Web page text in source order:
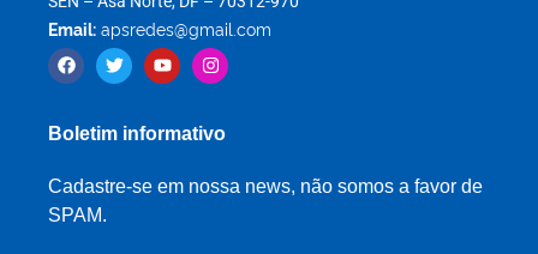
Email: apsredes@gmail.com
Boletim informativo
Cadastre-se em nossa news, não somos a favor de
SPAM.